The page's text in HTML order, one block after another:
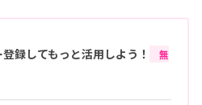
録してもっと活用しよう！
無